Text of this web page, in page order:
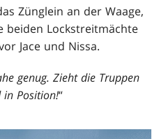
Zünglein an der Waage,
beiden Lockstreitmächte
Jace und Nissa.
genug. Zieht die Truppen
in Position!“